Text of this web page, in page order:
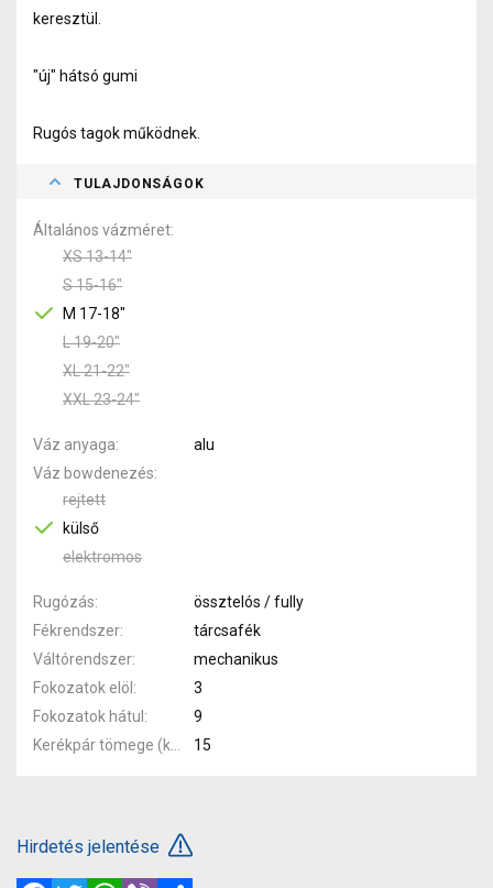
keresztül.
"új" hátsó gumi
Rugós tagok működnek.
TULAJDONSÁGOK
Általános vázméret
XS 13-14"
S 15-16"
M 17-18"
L 19-20"
XL 21-22"
XXL 23-24"
Váz anyaga
alu
Váz bowdenezés
rejtett
külső
elektromos
Rugózás
össztelós / fully
Fékrendszer
tárcsafék
Váltórendszer
mechanikus
Fokozatok elöl
3
Fokozatok hátul
9
15
Hirdetés jelentése